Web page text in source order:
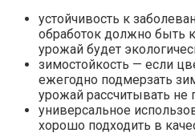
устойчивость к
обработок должно быть
урожай будет
зимостойкость — если
ежегодно подмерзать
урожай рассчитывать не
универсальное
хорошо подходить в